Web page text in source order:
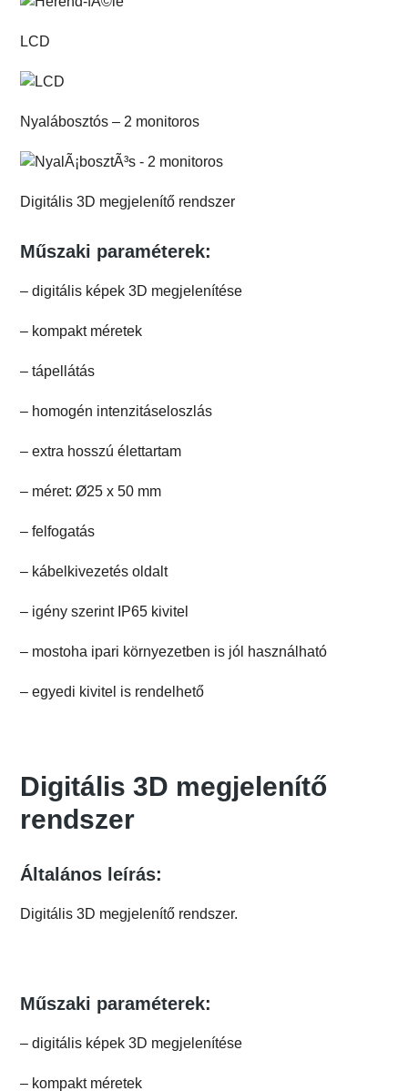
LCD
Nyalábosztós – 2 monitoros
Digitális 3D megjelenítő rendszer
Műszaki paraméterek:
– digitális képek 3D megjelenítése
– kompakt méretek
– tápellátás
– homogén intenzitáseloszlás
– extra hosszú élettartam
– méret: Ø25 x 50 mm
– felfogatás
– kábelkivezetés oldalt
– igény szerint IP65 kivitel
– mostoha ipari környezetben is jól használható
– egyedi kivitel is rendelhető
Digitális 3D megjelenítő
rendszer
Általános leírás:
Digitális 3D megjelenítő rendszer.
Műszaki paraméterek:
– digitális képek 3D megjelenítése
– kompakt méretek